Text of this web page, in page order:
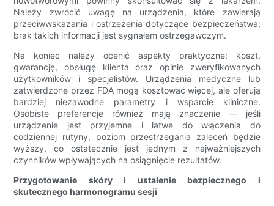
Należy zwrócić uwagę na urządzenia, które zawierają
przeciwwskazania i ostrzeżenia dotyczące bezpieczeństwa;
brak takich informacji jest sygnałem ostrzegawczym.
Na koniec należy ocenić aspekty praktyczne: koszt,
gwarancję, obsługę klienta oraz opinie zweryfikowanych
użytkowników i specjalistów. Urządzenia medyczne lub
zatwierdzone przez FDA mogą kosztować więcej, ale oferują
bardziej niezawodne parametry i wsparcie kliniczne.
Osobiste preferencje również mają znaczenie — jeśli
urządzenie jest przyjemne i łatwe do włączenia do
codziennej rutyny, poziom przestrzegania zaleceń będzie
wyższy, co ostatecznie jest jednym z najważniejszych
czynników wpływających na osiągnięcie rezultatów.
Przygotowanie skóry i ustalenie bezpiecznego i
skutecznego harmonogramu sesji